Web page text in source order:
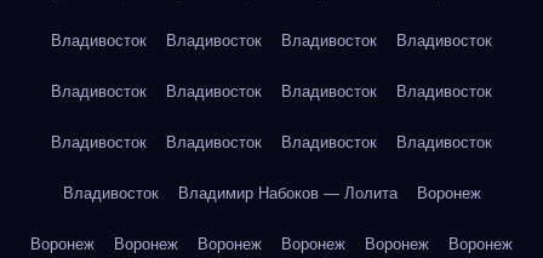
Владивосток Владивосток Владивосток Владивосток
Владивосток Владивосток Владивосток Владивосток
Владивосток Владивосток Владивосток Владивосток
Владивосток Владимир Набоков — Лолита Воронеж
Воронеж Воронеж Воронеж Воронеж Воронеж Воронеж